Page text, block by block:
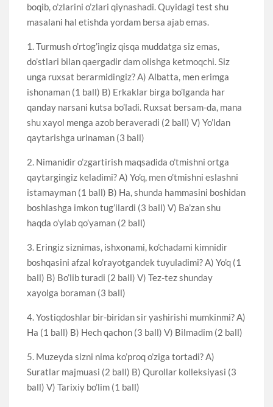
boqib, o’zlarini o’zlari qiynashadi. Quyidagi test shu
masalani hal etishda yordam bersa ajab emas.
1. Turmush o’rtog’ingiz qisqa muddatga siz emas,
do’stlari bilan qaergadir dam olishga ketmoqchi. Siz
unga ruxsat berarmidingiz? A) Albatta, men erimga
ishonaman (1 ball) B) Erkaklar birga bo’lganda har
qanday narsani kutsa bo’ladi. Ruxsat bersam-da, mana
shu xayol menga azob beraveradi (2 ball) V) Yo’ldan
qaytarishga urinaman (3 ball)
2. Nimanidir o’zgartirish maqsadida o’tmishni ortga
qaytargingiz keladimi? A) Yo’q, men o’tmishni eslashni
istamayman (1 ball) B) Ha, shunda hammasini boshidan
boshlashga imkon tug’ilardi (3 ball) V) Ba’zan shu
haqda o’ylab qo’yaman (2 ball)
3. Eringiz siznimas, ishxonami, ko’chadami kimnidir
boshqasini afzal ko’rayotgandek tuyuladimi? A) Yo’q (1
ball) B) Bo’lib turadi (2 ball) V) Tez-tez shunday
xayolga boraman (3 ball)
4. Yostiqdoshlar bir-biridan sir yashirishi mumkinmi? A)
Ha (1 ball) B) Hech qachon (3 ball) V) Bilmadim (2 ball)
5. Muzeyda sizni nima ko’proq o’ziga tortadi? A)
Suratlar majmuasi (2 ball) B) Qurollar kolleksiyasi (3
ball) V) Tarixiy bo’lim (1 ball)